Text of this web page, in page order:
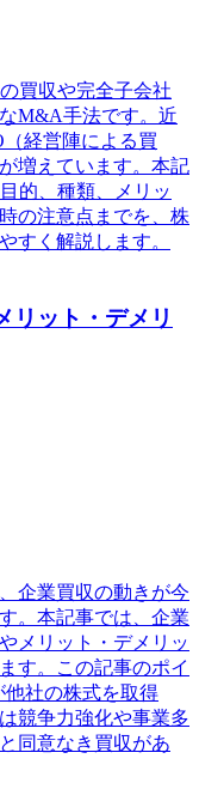
買収や完全子会社
M&A手法です。近
経営陣による買
増えています。本記
的、種類、メリッ
の注意点までを、株
すく解説します。
リット・デメリ
企業買収の動きが今
。本記事では、企業
メリット・デメリッ
す。この記事のポイ
社の株式を取得
競争力強化や事業多
同意なき買収があ